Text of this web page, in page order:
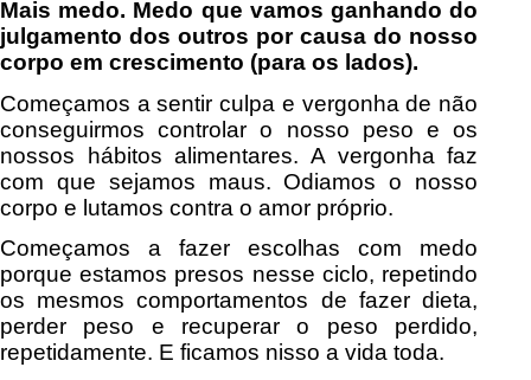
Mais medo. Medo que vamos ganhando do
julgamento dos outros por causa do nosso
corpo em crescimento (para os lados).
Começamos a sentir culpa e vergonha de não
conseguirmos controlar o nosso peso e os
nossos hábitos alimentares. A vergonha faz
com que sejamos maus. Odiamos o nosso
corpo e lutamos contra o amor próprio.
Começamos a fazer escolhas com medo
porque estamos presos nesse ciclo, repetindo
os mesmos comportamentos de fazer dieta,
perder peso e recuperar o peso perdido,
repetidamente. E ficamos nisso a vida toda.